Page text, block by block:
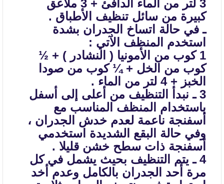
3 لتر من الماء الدافئ + 3 ملاعق
كبيرة من سائل تنظيف الأطباق .
ـ في حالة اتساخ الجدران بشدة
استخدم المنظف الآتي :
1 كوب من الأمونيا ( النشادر ) + ½
كوب من الخل + ¼ كوب من صودا
الخبز + 4
لتر من الماء .
3 ـ نبدأ التنظيف من أعلى إلى أسفل
باستخدام المنظف المناسب مع
أسفنجة ناعمة لعدم خدش الجدران ،
وفي حالة البقع الشديدة استخدمي
أسفنجة ذات سطح خشن قليلا .
4 ـ يتم التنظيف بحيث يشمل في كل
مرة أحد الجدران بالكامل وعدم أخد